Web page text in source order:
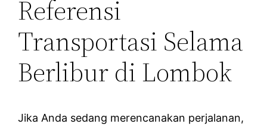
Referensi
Transportasi Selama
Berlibur di Lombok
Jika Anda sedang merencanakan perjalanan,